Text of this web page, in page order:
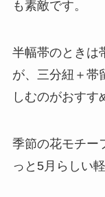
も素敵です。
半幅帯のときは
が、三分紐＋帯
しむのがおすす
季節の花モチー
っと5月らしい